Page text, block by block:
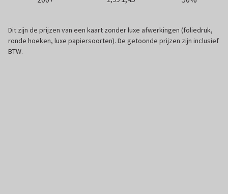
Dit zijn de prijzen van een kaart zonder luxe afwerkingen (foliedruk,
ronde hoeken, luxe papiersoorten). De getoonde prijzen zijn inclusief
BTW.